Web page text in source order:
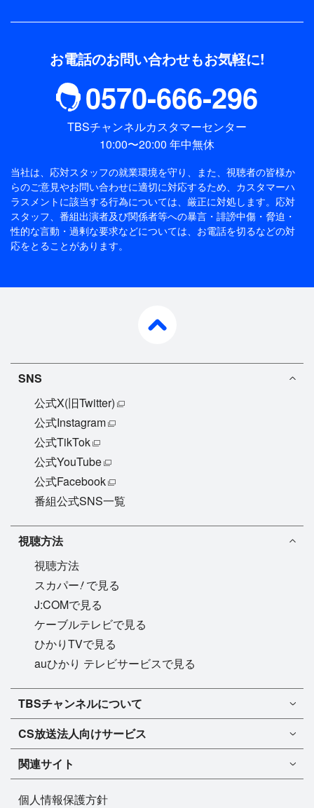
お電話のお問い合わせもお気軽に!
0570-666-296
TBSチャンネルカスタマーセンター
10:00〜20:00 年中無休
当社は、応対スタッフの就業環境を守り、また、視聴者の皆様か
らのご意見やお問い合わせに適切に対応するため、 カスタマーハ
ラスメントに該当する行為については、厳正に対処します。応対
スタッフ、番組出演者及び関係者等への暴言・誹謗中傷・脅迫・
性的な言動・過剰な要求などについては、お電話を切るなどの対
応をとることがあります。
SNS
公式X(旧Twitter)
公式Instagram
公式TikTok
公式YouTube
公式Facebook
番組公式SNS一覧
視聴方法
視聴方法
スカパー!で見る
J:COMで見る
ケーブルテレビで見る
ひかりTVで見る
auひかり テレビサービスで見る
TBSチャンネル1
TBSチャンネル2
マンスリーガイド［PDF］
TBSチャンネルについて
TBSチャンネルについて
FAQ・よくあるご質問
インフォメーション
CS放送法人向けサービス
法人向けサービスについて
TBSチャンネル1
TBSチャンネル2
今月放送
ドラマ
バラエティ
音楽
関連サイト
個人情報保護方針